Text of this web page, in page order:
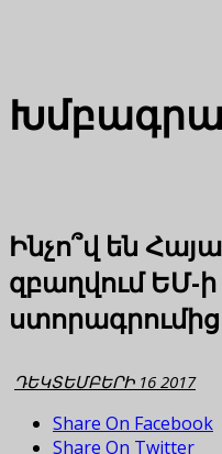
Ինչո՞վ են
զբաղվում ԵՄ-
ԴԵԿՏԵՄԲԵՐԻ 16 2017
Share On Facebook
Share On Twitter